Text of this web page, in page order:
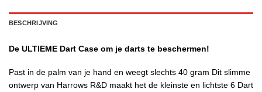
BESCHRIJVING
De ULTIEME Dart Case om je darts te beschermen!
Past in de palm van je hand en weegt slechts 40 gram Dit slimme
ontwerp van Harrows R&D maakt het de kleinste en lichtste 6 Dart